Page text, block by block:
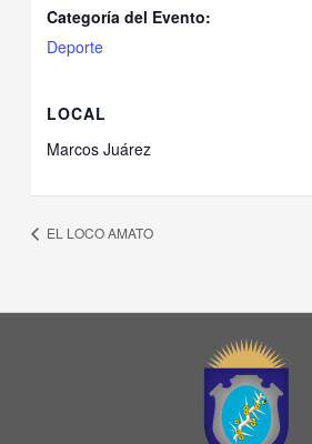
Categoría del Evento:
Deporte
LOCAL
Marcos Juárez
EL LOCO AMATO